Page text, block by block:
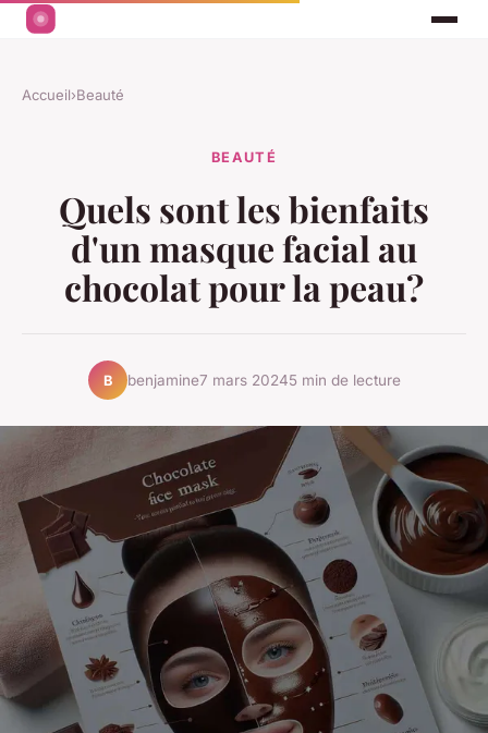
Accueil›Beauté
BEAUTÉ
Quels sont les bienfaits
d'un masque facial au
chocolat pour la peau?
B benjamine7 mars 20245 min de lecture